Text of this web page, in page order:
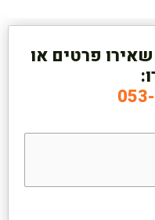
פרטים או